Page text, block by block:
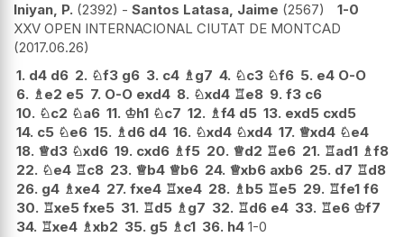
Iniyan, P. 2392 - Santos Latasa, Jaime 2567
1-0
XXV OPEN INTERNACIONAL CIUTAT DE MONTCAD
2017.06.26
1. d4 d6 2. ♘f3 g6 3. c4 ♗g7 4. ♘c3 ♘f6 5. e4 O-O
6. ♗e2 e5 7. O-O exd4 8. ♘xd4 ♖e8 9. f3 c6
10. ♘c2 ♘a6 11. ♔h1 ♘c7 12. ♗f4 d5 13. exd5 cxd5
14. c5 ♘e6 15. ♗d6 d4 16. ♘xd4 ♘xd4 17. ♕xd4 ♘e4
18. ♕d3 ♘xd6 19. cxd6 ♗f5 20. ♕d2 ♖e6 21. ♖ad1 ♗f8
22. ♘e4 ♖c8 23. ♕b4 ♕b6 24. ♕xb6 axb6 25. d7 ♖d8
26. g4 ♗xe4 27. fxe4 ♖xe4 28. ♗b5 ♖e5 29. ♖fe1 f6
30. ♖xe5 fxe5 31. ♖d5 ♗g7 32. ♖d6 e4 33. ♖e6 ♔f7
34. ♖xe4 ♗xb2 35. g5 ♗c1 36. h4 1-0